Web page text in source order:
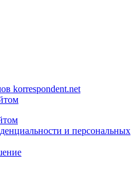
korrespondent.net
и персональных